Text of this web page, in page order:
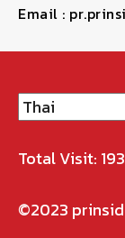
Email :
Total Visit:
©2023